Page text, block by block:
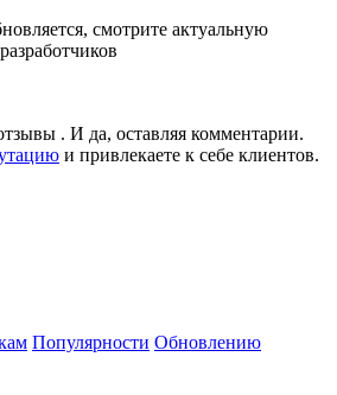
смотрите актуальную
. И да, оставляя комментарии.
и привлекаете к себе клиентов.
Популярности Обновлению